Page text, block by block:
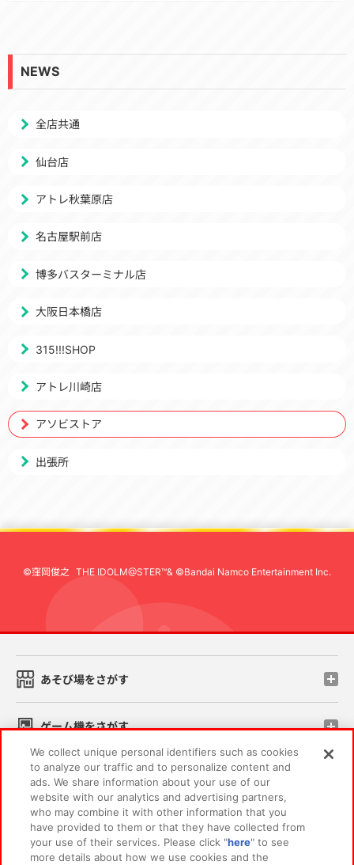
NEWS
全店共通
仙台店
アトレ秋葉原店
名古屋駅前店
博多バスターミナル店
大阪日本橋店
315!!!SHOP
アトレ川崎店
アソビストア
出張所
©窪岡俊之 THE IDOLM@STER™& ©Bandai Namco Entertainment Inc.
あそび場をさがす
ゲーム機をさがす
スマホ・PCであそぶ
イベント・キャンペーン
We collect unique personal identifiers such as cookies
to analyze our traffic and to personalize content and
ads. We share information about your use of our
website with our analytics and advertising partners,
who may combine it with other information that you
have provided to them or that they have collected from
your use of their services. Please click "here" to see
more details about how we use cookies and the